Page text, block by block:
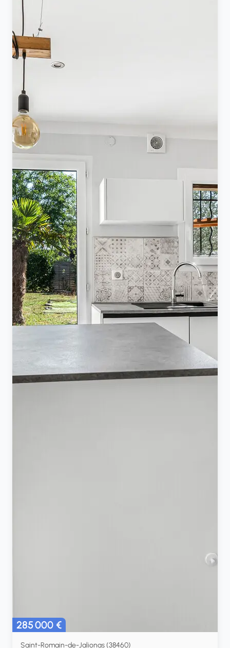
285 000 €
Saint-Romain-de-Jalionas (38460)